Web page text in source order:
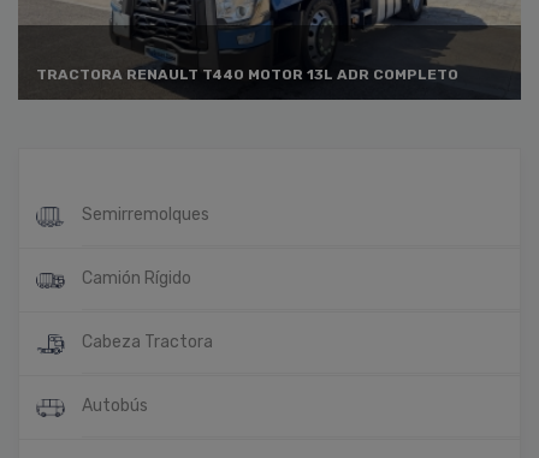
TRACTORA RENAULT T440 MOTOR 13L ADR COMPLETO
Semirremolques
Camión Rígido
Cabeza Tractora
Autobús